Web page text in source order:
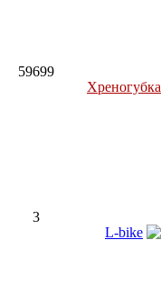
59699
Хреногубка
3
L-bike